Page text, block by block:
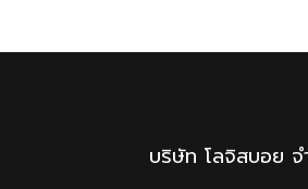
บริษัท โลจิสบอย